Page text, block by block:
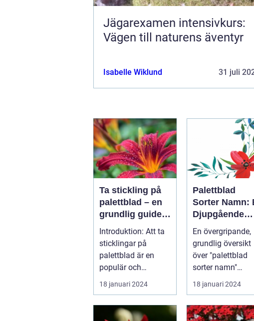
Jägarexamen intensivkurs:
Vägen till naturens äventyr
Isabelle Wiklund 31 juli
Ta stickling på
palettblad – en
grundlig guide
till framgångsrik
förökning
Introduktion: Att ta
sticklingar på
palettblad är en
populär och
spännande metod
för att föröka och...
18 januari 2024
Palettblad
Sorter Namn:
Djupgående
Översikt
En övergripande,
grundlig översikt
över "palettblad
sorter namn"
Palettblad eller
Coleus är en
18 januari 2024